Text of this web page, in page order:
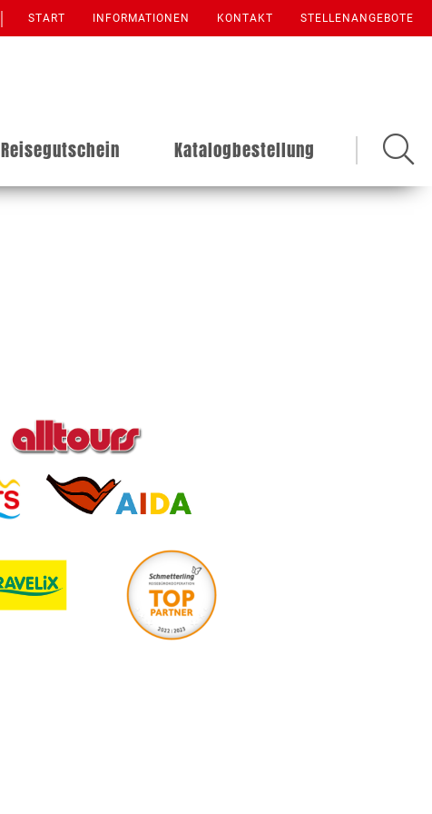
START INFORMATIONEN KONTAKT STELLENANGEBOTE
Reisegutschein Katalogbestellung